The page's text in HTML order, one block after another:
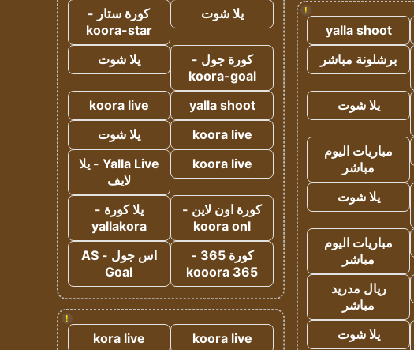
!
yalla shoot
برشلونة مباشر
يلا شوت
مباريات اليوم
مباشر
يلا شوت
مباريات اليوم
مباشر
ريال مدريد
مباشر
يلا شوت
يلا شوت
كورة ستار -
koora-star
كورة جول -
koora-goal
يلا شوت
yalla shoot
koora live
koora live
يلا شوت
koora live
Yalla Live - يلا
لايف
كورة اون لاين -
koora onl
يلا كورة -
yallakora
كورة 365 -
kooora 365
اس جول - AS
Goal
!
koora live
kora live